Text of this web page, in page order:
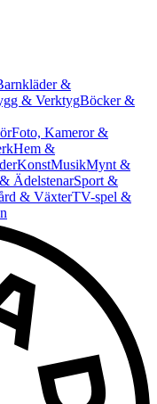
&
& VerktygBöcker &
Foto, Kameror &
Hem &
KonstMusikMynt &
ÄdelstenarSport &
& VäxterTV-spel &